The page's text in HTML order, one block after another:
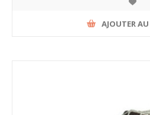
AJOUTER